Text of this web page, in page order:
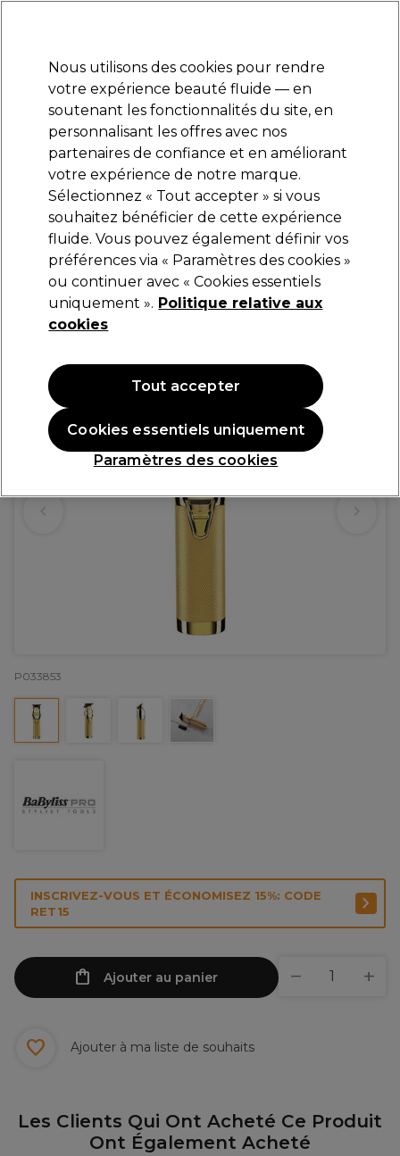
Se connecter
Marques Bons plans Coiffure Electro et Matériel
Livraison et délais
lire la suite
BaByliss PRO
BaByliss PRO 4 Artists Tondeuse de Précision
Skeleton Or FX7870GE
174,95 €
P033853
INSCRIVEZ-VOUS ET ÉCONOMISEZ 15%: CODE
RET15
Ajouter au panier
Ajouter à ma liste de souhaits
Les Clients Qui Ont Acheté Ce Produit
Ont Également Acheté
Nous utilisons des cookies pour rendre
votre expérience beauté fluide — en
soutenant les fonctionnalités du site, en
personnalisant les offres avec nos
partenaires de confiance et en améliorant
votre expérience de notre marque.
Sélectionnez « Tout accepter » si vous
souhaitez bénéficier de cette expérience
fluide. Vous pouvez également définir vos
préférences via « Paramètres des cookies »
ou continuer avec « Cookies essentiels
uniquement ». Politique relative aux
cookies
Paramètres des cookies
Cookies essentiels uniquement
Tout accepter